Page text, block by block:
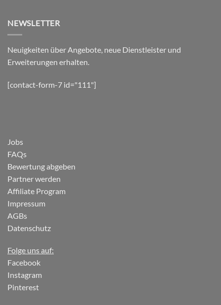
NEWSLETTER
Neuigkeiten über Angebote, neue Dienstleister und
Erweiterungen erhalten.
[contact-form-7 id="111"]
Jobs
FAQs
Bewertung abgeben
Partner werden
Affiliate Program
Impressum
AGBs
Datenschutz
Folge uns auf:
Facebook
Instagram
Pinterest